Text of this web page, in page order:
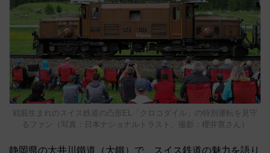
戦前生まれのスイス鉄道の凸形EL「クロコダイル」の特別運転を見守
るファン（写真：日本ナショナルトラスト、撮影：櫻井寛さん）
静岡県の大井川鐵道（大鐵）で、スイス鉄道の魅力を語り